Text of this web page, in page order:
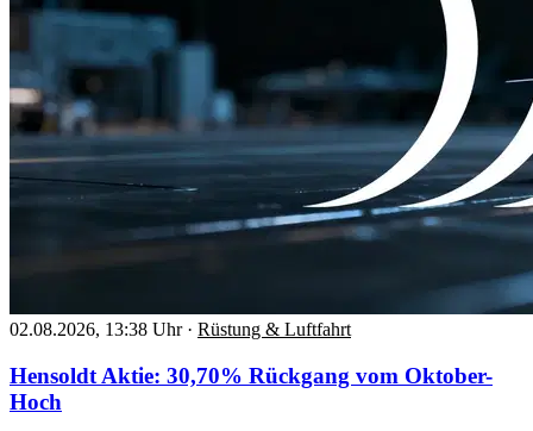
02.08.2026, 13:38 Uhr · Rüstung & Luftfahrt
Hensoldt Aktie: 30,70% Rückgang vom Oktober-
Hoch